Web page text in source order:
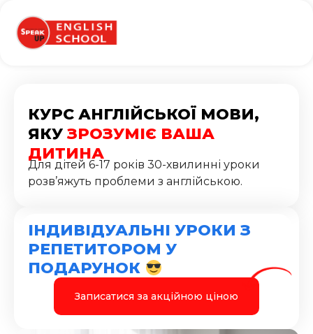
КУРС АНГЛІЙСЬКОЇ МОВИ,
ЯКУ ЗРОЗУМІЄ ВАША
ДИТИНА
Для дітей 6-17 років 30-хвилинні уроки
розв’яжуть проблеми з англійською.
ІНДИВІДУАЛЬНІ УРОКИ З
РЕПЕТИТОРОМ У
ПОДАРУНОК
Записатися за акційною ціною